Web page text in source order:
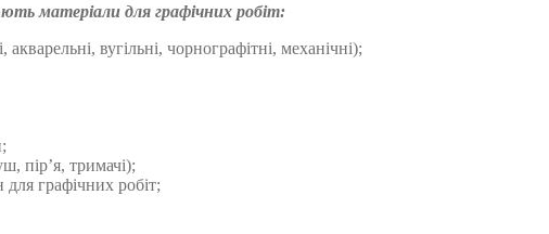
матеріали для графічних робіт:
акварельні, вугільні, чорнографітні, механічні);
пір’я, тримачі);
графічних робіт;